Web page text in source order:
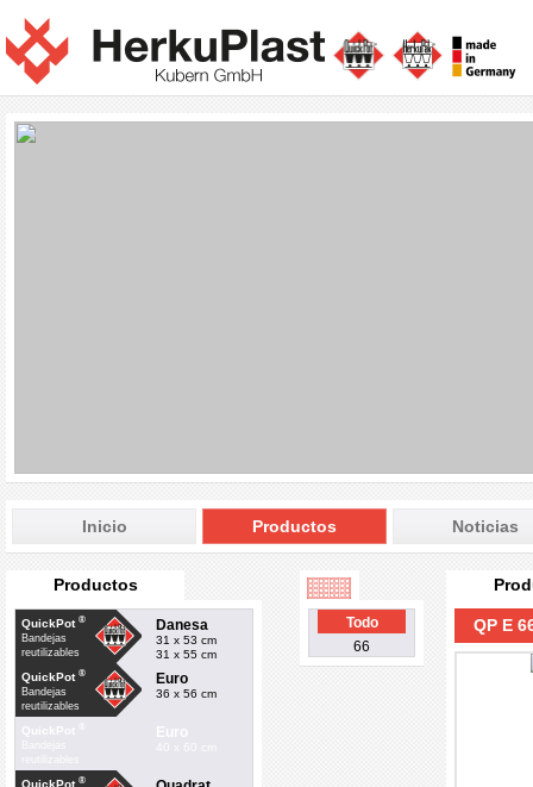
Inicio Productos Noticias
Productos
QuickPot ®
Bandejas
reutilizables
Danesa
31 x 53 cm
31 x 55 cm
QuickPot ®
Bandejas
reutilizables
Euro
36 x 56 cm
QuickPot Euro
40 x 60 cm
®
Todo
66
QP E